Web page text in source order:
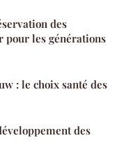
des
pour les générations
: le choix santé des
des